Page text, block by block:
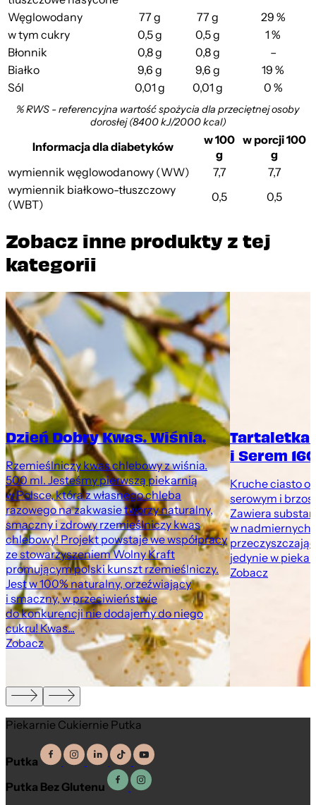
Węglowodany
77 g 77 g
29 %
w tym cukry
0,5 g 0,5 g
1 %
Błonnik
0,8 g 0,8 g
–
Białko
9,6 g 9,6 g
19 %
Sól
0,01 g 0,01 g 0 %
% RWS - referencyjna wartość spożycia dla przeciętnej osoby
dorosłej (8400 kJ/2000 kcal)
Informacja dla diabetyków
w 100
g
w porcji 100
g
wymiennik węglowodanowy (WW)
7,7
7,7
wymiennik białkowo-tłuszczowy
(WBT)
0,5 0,5
Zobacz inne produkty z tej
kategorii
Dzień Dobry Kwas. Wiśnia.
Rzemieślniczy kwas chlebowy z wiśnia.
500 ml. Jesteśmy pierwszą piekarnią
w Polsce, która z własnego chleba
razowego na zakwasie tworzy naturalny,
smaczny i zdrowy rzemieślniczy kwas
chlebowy! Projekt powstaje we współpracy
ze stowarzyszeniem Wolny Kraft
promującym polski kunszt rzemieślniczy.
Jest w 100% naturalny, orzeźwiający
i smaczny, w przeciwieństwie
do konkurencji nie dodajemy do niego
cukru! Kwas...
Zobacz
Tartaletka
i Serem
Kruche ciasto
serowym i
Zawiera
w nadmiernych
jedynie w
Zobacz
Piekarnie Cukiernie Putka
Putka
Putka Bez Glutenu